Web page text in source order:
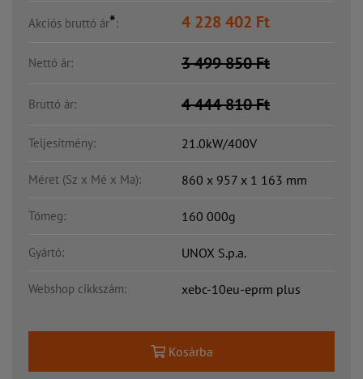
Akciós bruttó ár*: 4 228 402 Ft
Nettó ár: 3 499 850Ft
Bruttó ár: 4 444 810Ft
Teljesítmény: 21.0kW/400V
Méret (Sz x Mé x Ma): 860 x 957 x 1 163 mm
Tömeg: 160 000g
Gyártó: UNOX S.p.a.
Webshop cikkszám: xebc-10eu-eprm plus
Kosárba